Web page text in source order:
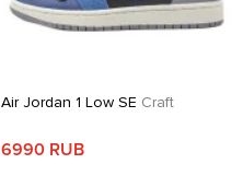
Air Jordan 1 Low SE Craft
6990 RUB